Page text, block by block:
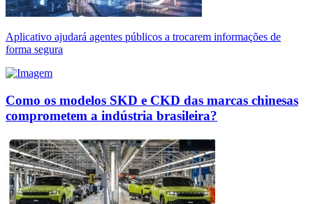
Aplicativo ajudará agentes públicos a trocarem informações de
forma segura
Como os modelos SKD e CKD das marcas chinesas
comprometem a indústria brasileira?